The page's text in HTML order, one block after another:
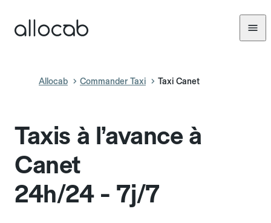
Allocab Commander Taxi Taxi Canet
Taxis à l’avance à
Canet
24h/24 - 7j/7